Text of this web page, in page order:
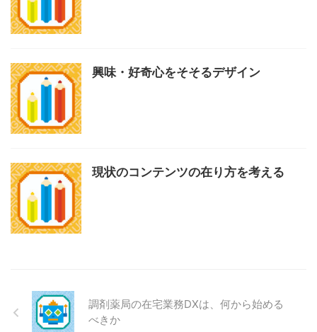
興味・好奇心をそそるデザイン
現状のコンテンツの在り方を考える
調剤薬局の在宅業務DXは、何から始める
べきか